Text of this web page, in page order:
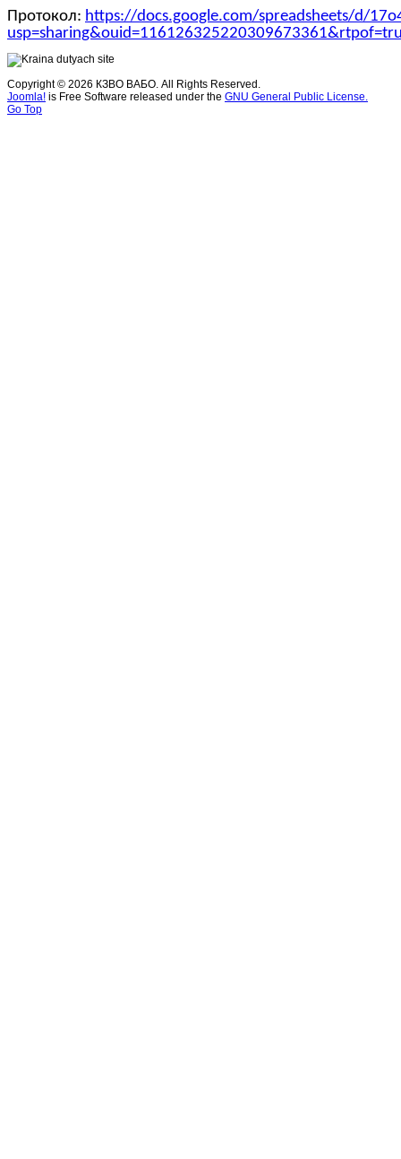
Протокол: https://docs.google.com/spreadsheets/d/
Copyright © 2026 КЗВО ВАБО. All Rights Reserved.
Joomla! is Free Software released under the GNU General Public License.
Go Top